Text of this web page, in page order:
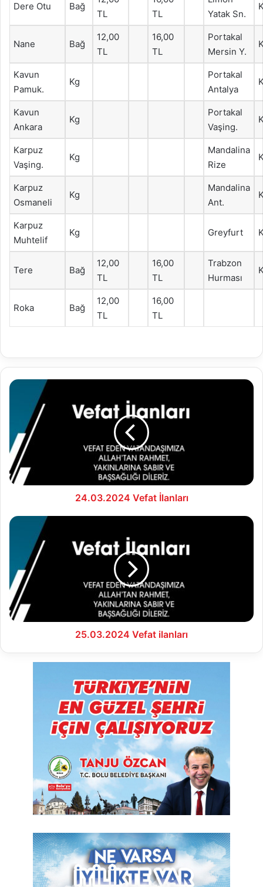
Dere Otu Bağ
TL
TL
Yatak Sn.
Nane Bağ
12,00
TL
16,00
TL
Portakal
Mersin Y.
Kavun
Pamuk.
Kg
Portakal
Antalya
Kavun
Ankara
Kg
Portakal
Vaşing.
Karpuz
Vaşing.
Kg
Mandalina
Rize
Karpuz
Osmaneli
Kg
Mandalina
Ant.
Karpuz
Muhtelif
Kg Greyfurt
Tere Bağ
12,00
TL
16,00
TL
Trabzon
Hurması
Roka Bağ
12,00
TL
16,00
TL
24.03.2024
24.03.2024 Vefat İlanları
25.03.2024
25.03.2024 Vefat ilanları